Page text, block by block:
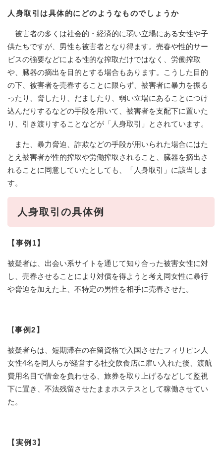
人身取引は具体的にどのようなものでしょうか
被害者の多くは社会的・経済的に弱い立場にある女性や子
供たちですが、男性も被害者となり得ます。売春や性的サー
ビスの強要などによる性的な搾取だけではなく、労働搾取
や、臓器の摘出を目的とする場合もあります。こうした目的
の下、被害者を売春することに限らず、被害者に暴力を振る
ったり、脅したり、だましたり、弱い立場にあることにつけ
込んだりするなどの手段を用いて、被害者を支配下に置いた
り、引き渡りすることなどが「人身取引」とされています。
また、暴力脅迫、詐欺などの手段が用いられた場合にはた
とえ被害者が性的搾取や労働搾取されること、臓器を摘出さ
れることに同意していたとしても、「人身取引」に該当しま
す。
人身取引の具体例
【事例1】
被疑者は、出会い系サイトを通じて知り合った被害女性に対
し、売春させることにより対償を得ようと考え同女性に暴行
や脅迫を加えた上、不特定の男性を相手に売春させた。
【事例2】
被疑者らは、短期滞在の在留資格で入国させたフィリピン人
女性4名を同人らが経営する社交飲食店に雇い入れた後、渡航
費用名目で借金を負わせる、旅券を取り上げるなどして監視
下に置き、不法残留させたままホステスとして稼働させてい
た。
【実例3】